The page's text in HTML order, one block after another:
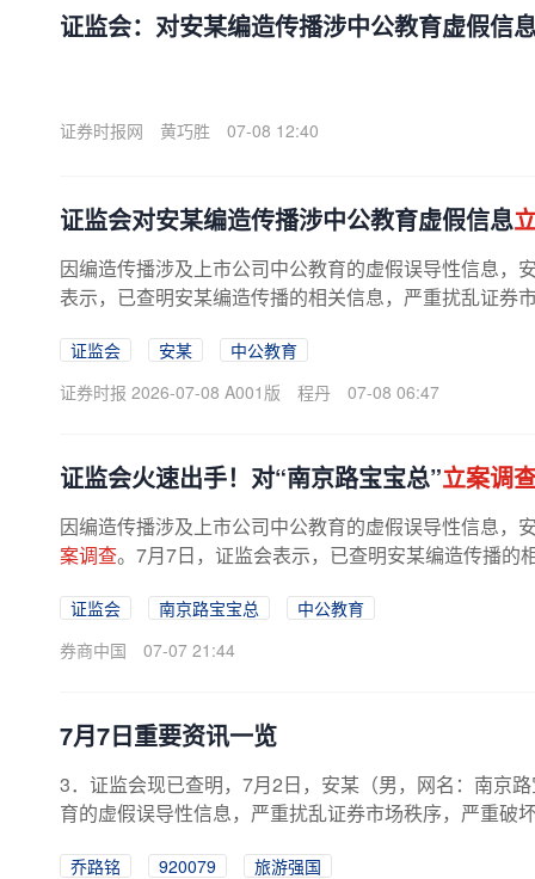
证监会：对安某编造传播涉中公教育虚假信
证券时报网 黄巧胜 07-08 12:40
证监会对安某编造传播涉中公教育虚假信息
因编造传播涉及上市公司中公教育的虚假误导性信息，
表示，已查明安某编造传播的相关信息，严重扰乱证券
证监会 安某
中公教育
证券时报 2026-07-08 A001版
程丹 07-08 06:47
证监会火速出手！对“南京路宝宝总”立案调
因编造传播涉及上市公司中公教育的虚假误导性信息，
案调查。7月7日，证监会表示，已查明安某编造传播的
证监会 南京路宝宝总
中公教育
券商中国
07-07 21:44
7月7日重要资讯一览
3．证监会现已查明，7月2日，安某（男，网名：南京
育的虚假误导性信息，严重扰乱证券市场秩序，严重破
乔路铭 920079
旅游强国